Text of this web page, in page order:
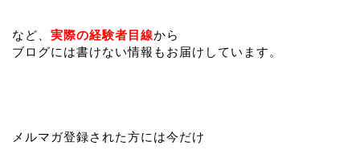
など、 実際の経験者目線から
ブログには書けない情報もお届けしています。
メルマガ登録された方には今だけ